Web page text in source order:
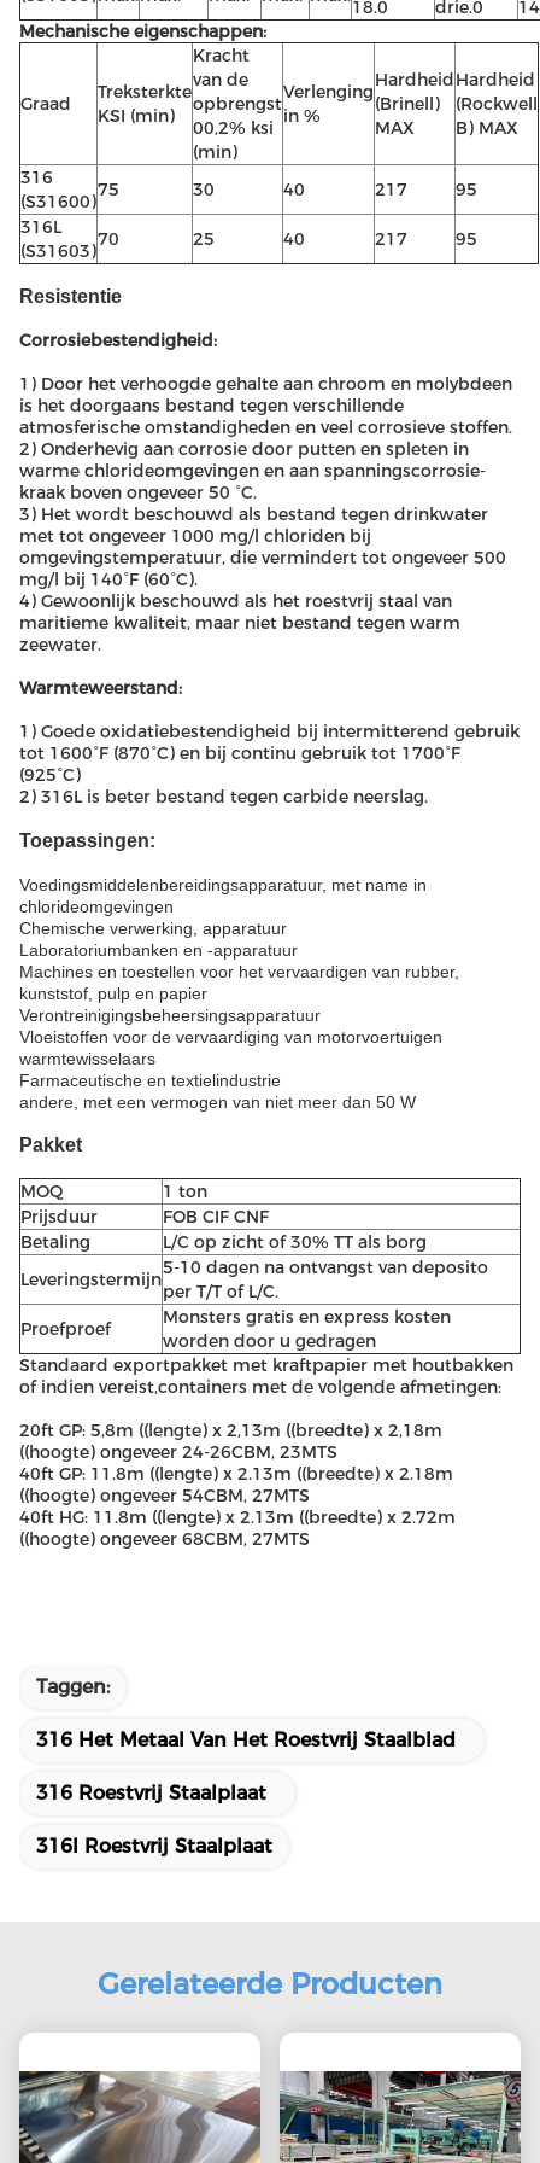
18.0 drie.0
Mechanische eigenschappen:
Graad
Treksterkte
KSI (min)
Kracht
van de
opbrengst
00,2% ksi
(min)
Verlenging
in %
Hardheid
(Brinell)
MAX
Hardheid
(Rockwell
B) MAX
316
(S31600)
75 30 40 217
95
316L
(S31603)
70 25 40 217 95
Resistentie
Corrosiebestendigheid:
1) Door het verhoogde gehalte aan chroom en molybdeen
is het doorgaans bestand tegen verschillende
atmosferische omstandigheden en veel corrosieve stoffen.
2) Onderhevig aan corrosie door putten en spleten in
warme chlorideomgevingen en aan spanningscorrosie-
kraak boven ongeveer 50 °C.
3) Het wordt beschouwd als bestand tegen drinkwater
met tot ongeveer 1000 mg/l chloriden bij
omgevingstemperatuur, die vermindert tot ongeveer 500
mg/l bij 140°F (60°C).
4) Gewoonlijk beschouwd als het roestvrij staal van
maritieme kwaliteit, maar niet bestand tegen warm
zeewater.
Warmteweerstand:
1) Goede oxidatiebestendigheid bij intermitterend gebruik
tot 1600°F (870°C) en bij continu gebruik tot 1700°F
(925°C)
2) 316L is beter bestand tegen carbide neerslag.
Toepassingen:
Voedingsmiddelenbereidingsapparatuur, met name in
chlorideomgevingen
Chemische verwerking, apparatuur
Laboratoriumbanken en -apparatuur
Machines en toestellen voor het vervaardigen van rubber,
kunststof, pulp en papier
Verontreinigingsbeheersingsapparatuur
Vloeistoffen voor de vervaardiging van motorvoertuigen
warmtewisselaars
Farmaceutische en textielindustrie
andere, met een vermogen van niet meer dan 50 W
Pakket
MOQ
1 ton
Prijsduur
FOB CIF CNF
Betaling
L/C op zicht of 30% TT als borg
Leveringstermijn
5-10 dagen na ontvangst van deposito
per T/T of L/C.
Proefproef
Monsters gratis en express kosten
worden door u gedragen
Standaard exportpakket met kraftpapier met houtbakken
of indien vereist,containers met de volgende afmetingen:
20ft GP: 5,8m ((lengte) x 2,13m ((breedte) x 2,18m
((hoogte) ongeveer 24-26CBM, 23MTS
40ft GP: 11.8m ((lengte) x 2.13m ((breedte) x 2.18m
((hoogte) ongeveer 54CBM, 27MTS
40ft HG: 11.8m ((lengte) x 2.13m ((breedte) x 2.72m
((hoogte) ongeveer 68CBM, 27MTS
Taggen:
316 Het Metaal Van Het Roestvrij Staalblad
316 Roestvrij Staalplaat
316l Roestvrij Staalplaat
Gerelateerde Producten